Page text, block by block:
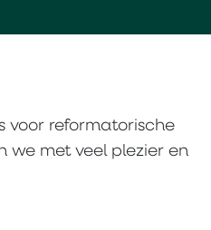
voor reformatorische
we met veel plezier en